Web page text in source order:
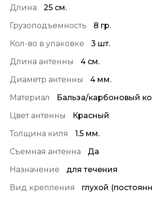
Длина
25 см.
Грузоподъемность
8 гр.
Кол-во в упаковке
3 шт.
Длина антенны
4 см.
Диаметр антенны
4 мм.
Материал
Бальза/карбоновый
Цвет антенны
Красный
Толщина киля
1.5 мм.
Съемная антенна
Да
Назначение
для течения
Вид крепления
глухой